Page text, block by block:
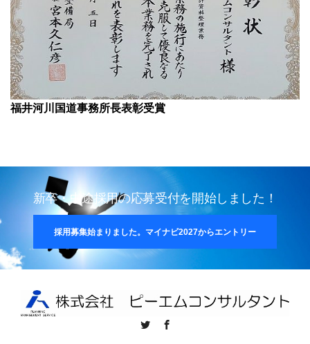
福井河川国道事務所長表彰受賞
新卒・中途採用の応募受付を開始しました！
採用募集始まりました。マイナビ2027からエントリー
Twitter